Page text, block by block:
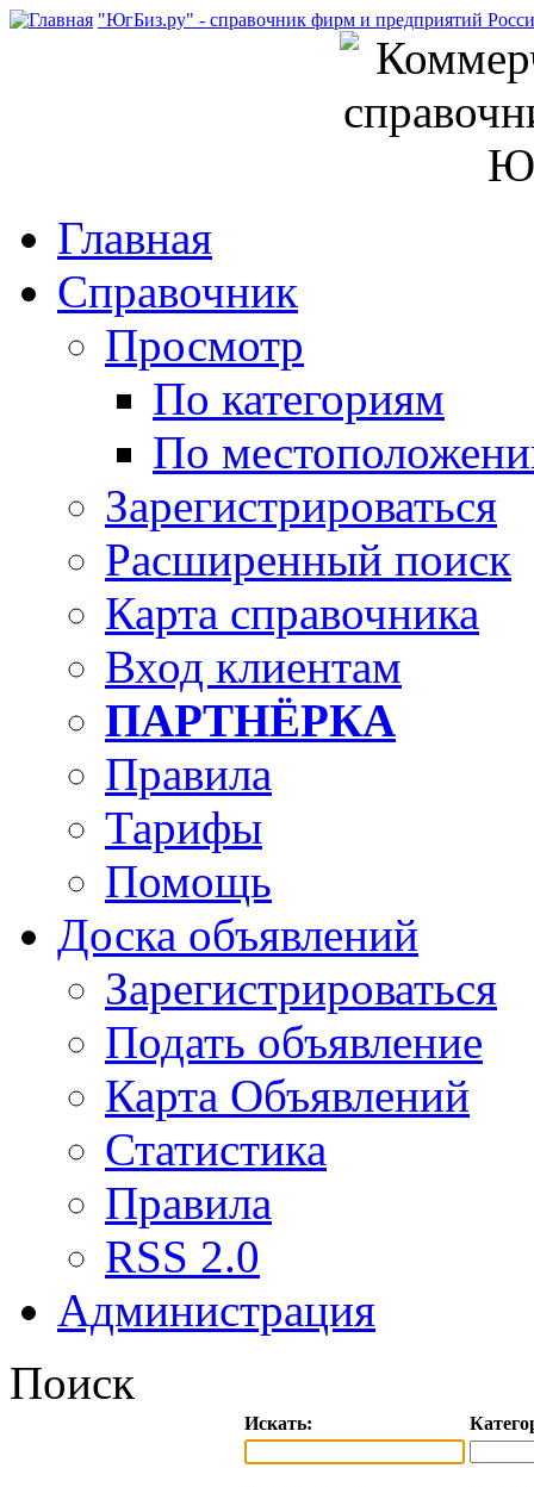
"ЮгБиз.ру" - справочник фирм и предприятий
Главная
Справочник
Просмотр
По категориям
По
Зарегистрироваться
Расширенный поиск
Карта справочника
Вход клиентам
ПАРТНЁРКА
Правила
Тарифы
Помощь
Доска объявлений
Зарегистрироваться
Подать объявление
Карта Объявлений
Статистика
Правила
RSS 2.0
Администрация
Поиск
Искать: